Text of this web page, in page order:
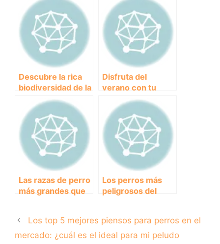
canina de
Fuengirola
verano.
Descubre la rica
biodiversidad de la
Playa de los
Alemanes: el
paraíso de la vida
marina
Disfruta del
verano con tu
compañero
peludo: Las
mejores playas
que permiten
perros en España
Las razas de perro
más grandes que
impresionantes
gigantes caninos.
Los perros más
peligrosos del
representar un
riesgo para los
Los top 5 mejores piensos para perros en el
mercado: ¿cuál es el ideal para mi peludo